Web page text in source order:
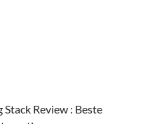
Review : Beste